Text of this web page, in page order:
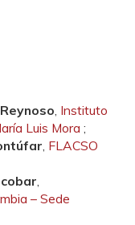
Instituto
Luis Mora ;
FLACSO
– Sede